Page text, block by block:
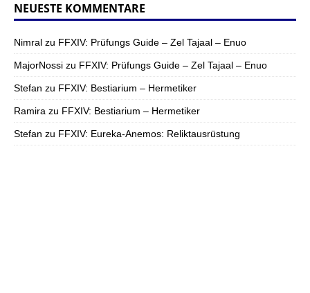
NEUESTE KOMMENTARE
Nimral zu FFXIV: Prüfungs Guide – Zel Tajaal – Enuo
MajorNossi zu FFXIV: Prüfungs Guide – Zel Tajaal – Enuo
Stefan zu FFXIV: Bestiarium – Hermetiker
Ramira zu FFXIV: Bestiarium – Hermetiker
Stefan zu FFXIV: Eureka-Anemos: Reliktausrüstung